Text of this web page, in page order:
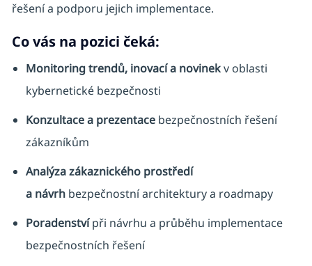
řešení a podporu jejich implementace.
Co vás na pozici čeká:
Monitoring trendů, inovací a novinekv oblasti
kybernetické bezpečnosti
Konzultace a prezentacebezpečnostních řešení
zákazníkům
Analýza zákaznického prostředí
a návrhbezpečnostní architektury a roadmapy
Poradenstvípři návrhu a průběhu implementace
bezpečnostních řešení